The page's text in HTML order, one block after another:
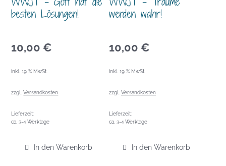
besten Lösungen!
10,00 €
inkl. 19 % MwSt.
zzgl.Versandkosten
Lieferzeit:
ca. 3-4 Werktage
In den Warenkorb
werden wahr!
10,00 €
inkl. 19 % MwSt.
zzgl. Versandkosten
Lieferzeit:
ca. 3-4 Werktage
In den Warenkorb